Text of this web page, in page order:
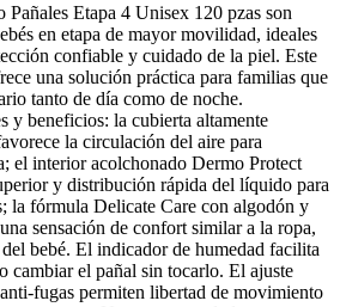
Pañales Etapa 4 Unisex 120 pzas son
en etapa de mayor movilidad, ideales
confiable y cuidado de la piel. Este
una solución práctica para familias que
tanto de día como de noche.
y beneficios: la cubierta altamente
la circulación del aire para
el interior acolchonado Dermo Protect
y distribución rápida del líquido para
la fórmula Delicate Care con algodón y
sensación de confort similar a la ropa,
bebé. El indicador de humedad facilita
cambiar el pañal sin tocarlo. El ajuste
fugas permiten libertad de movimiento